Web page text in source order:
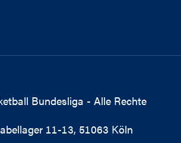
Bundesliga - Alle Rechte
11-13, 51063 Köln